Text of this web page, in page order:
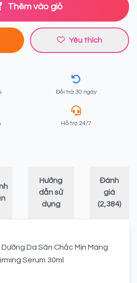
Thêm vào giỏ
Yêu thích
Đổi trả 30 ngày
Hỗ trợ 24/7
Hướng
dẫn sử
dụng
Đánh
giá
(2,384)
Da Săn Chắc Mịn Màng
Serum 30ml